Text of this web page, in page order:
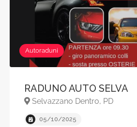
Autoraduni
RADUNO AUTO SELVA
Selvazzano Dentro, PD
05/10/2025